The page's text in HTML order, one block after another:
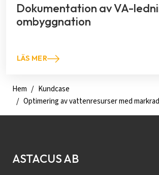
Dokumentation av VA-
ombyggnation
LÄS MER
Hem
Kundcase
Optimering av vattenresurser med
ASTACUS AB